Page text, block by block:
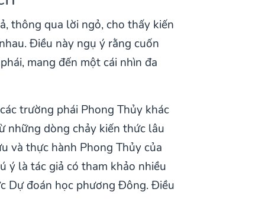
thông qua lời ngỏ, cho thấy kiến
Điều này ngụ ý rằng cuốn
mang đến một cái nhìn đa
trường phái Phong Thủy khác
những dòng chảy kiến thức lâu
và thực hành Phong Thủy của
ý là tác giả có tham khảo nhiều
Dự đoán học phương Đông. Điều